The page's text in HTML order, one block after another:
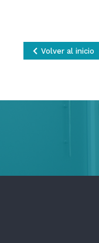
Volver al inicio